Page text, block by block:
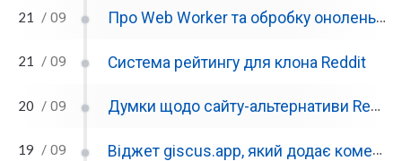
21 / 09 Про Web Worker та обробку онолень для клона Reddit
21 / 09 Система рейтингу для клона Reddit
20 / 09 Думки щодо сайту-альтернативи Reddit
19 / 09 Віджет giscus.app, який додає коментарі на вебсайт